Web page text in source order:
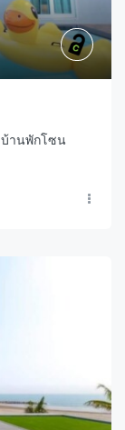
บ้านพักโซน